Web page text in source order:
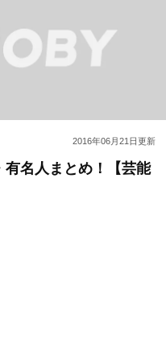
2016年06月21日更新
有名人まとめ！【芸能